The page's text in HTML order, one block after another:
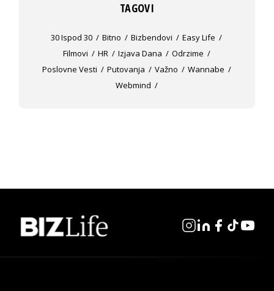
TAGOVI
30 Ispod 30 Bitno Bizbendovi
Easy Life
Filmovi
HR Izjava Dana
Odrzime
Poslovne Vesti
Putovanja Važno
Wannabe
Webmind